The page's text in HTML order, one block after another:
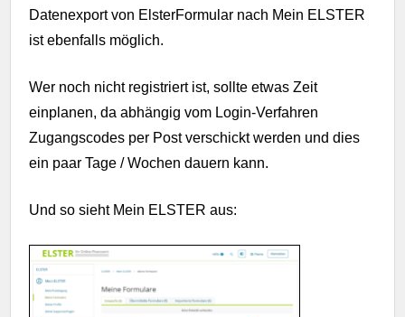
Datenexport von ElsterFormular nach Mein ELSTER
ist ebenfalls möglich.
Wer noch nicht registriert ist, sollte etwas Zeit
einplanen, da abhängig vom Login-Verfahren
Zugangscodes per Post verschickt werden und dies
ein paar Tage / Wochen dauern kann.
Und so sieht Mein ELSTER aus: